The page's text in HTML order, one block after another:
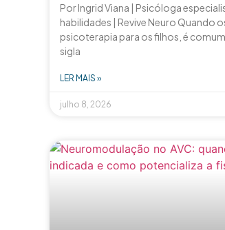
Por Ingrid Viana | Psicóloga
habilidades | Revive Neuro Quando
psicoterapia para os filhos, é
sigla
LER MAIS »
julho 8, 2026